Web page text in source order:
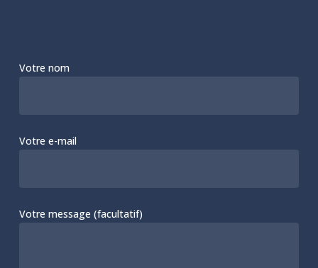
Votre nom
Votre e-mail
Votre message (facultatif)